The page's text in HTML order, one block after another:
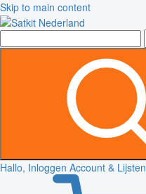
Skip to main content
Hallo, Inloggen Account & Lijsten